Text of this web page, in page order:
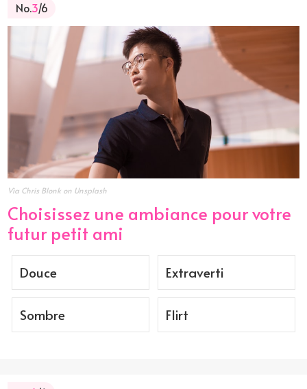
No.3/6
Via Chris Blonk on Unsplash
Choisissez une ambiance pour votre
futur petit ami
Douce Extraverti
Sombre Flirt